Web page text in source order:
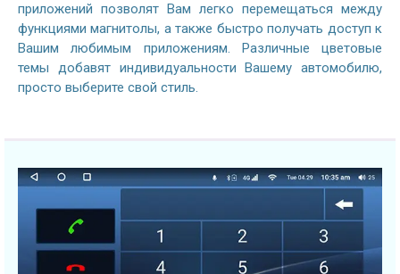
приложений позволят Вам легко перемещаться между
функциями магнитолы, а также быстро получать доступ к
Вашим любимым приложениям. Различные цветовые
темы добавят индивидуальности Вашему автомобилю,
просто выберите свой стиль.